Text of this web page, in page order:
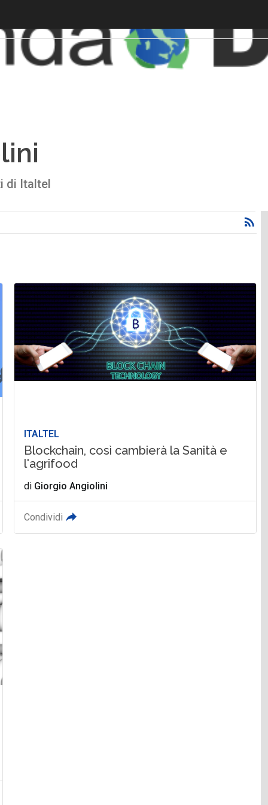
di Italtel
ITALTEL
Blockchain, così cambierà la Sanità e
l'agrifood
di Giorgio Angiolini
Condividi